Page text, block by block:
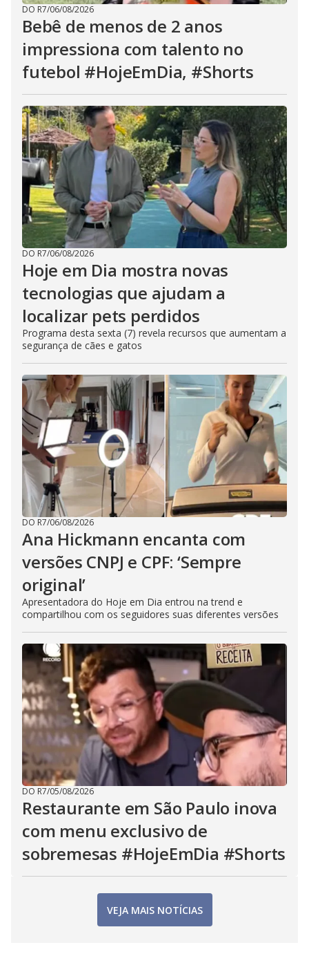
DO R7/06/08/2026
Bebê de menos de 2 anos
impressiona com talento no
futebol #HojeEmDia, #Shorts
DO R7/06/08/2026
Hoje em Dia mostra novas
tecnologias que ajudam a
localizar pets perdidos
Programa desta sexta (7) revela recursos que aumentam a
segurança de cães e gatos
DO R7/06/08/2026
Ana Hickmann encanta com
versões CNPJ e CPF: ‘Sempre
original’
Apresentadora do Hoje em Dia entrou na trend e
compartilhou com os seguidores suas diferentes versões
DO R7/05/08/2026
Restaurante em São Paulo inova
com menu exclusivo de
sobremesas #HojeEmDia #Shorts
VEJA MAIS NOTÍCIAS